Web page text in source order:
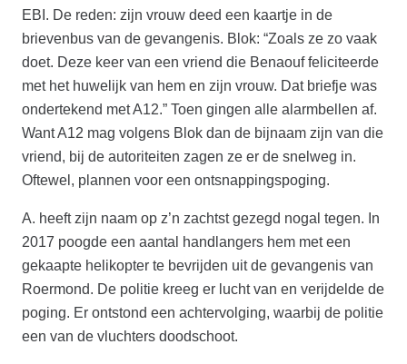
EBI. De reden: zijn vrouw deed een kaartje in de
brievenbus van de gevangenis. Blok: “Zoals ze zo vaak
doet. Deze keer van een vriend die Benaouf feliciteerde
met het huwelijk van hem en zijn vrouw. Dat briefje was
ondertekend met A12.” Toen gingen alle alarmbellen af.
Want A12 mag volgens Blok dan de bijnaam zijn van die
vriend, bij de autoriteiten zagen ze er de snelweg in.
Oftewel, plannen voor een ontsnappingspoging.
A. heeft zijn naam op z’n zachtst gezegd nogal tegen. In
2017 poogde een aantal handlangers hem met een
gekaapte helikopter te bevrijden uit de gevangenis van
Roermond. De politie kreeg er lucht van en verijdelde de
poging. Er ontstond een achtervolging, waarbij de politie
een van de vluchters doodschoot.